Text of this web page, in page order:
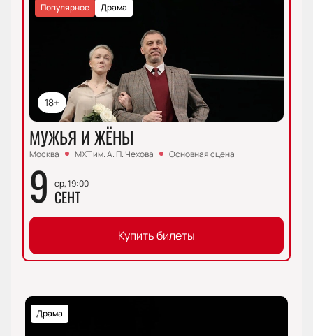
18+
Драма
Популярное
МУЖЬЯ И ЖЁНЫ
Москва МХТ им. А. П. Чехова Основная сцена
9 ср, 19:00
СЕНТ
Купить билеты
Драма